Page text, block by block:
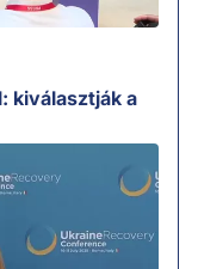
kiválasztják a